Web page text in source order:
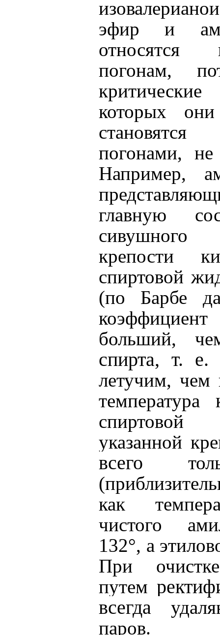
эфир и
погонам,
которых
погонами,
Например,
главную
крепости
спиртовой
(по Барбе
больший,
спирта, т. е.
летучим, чем
температура
указанной
всего
как
чистого
132°, а
При
путем
всегда
паров.